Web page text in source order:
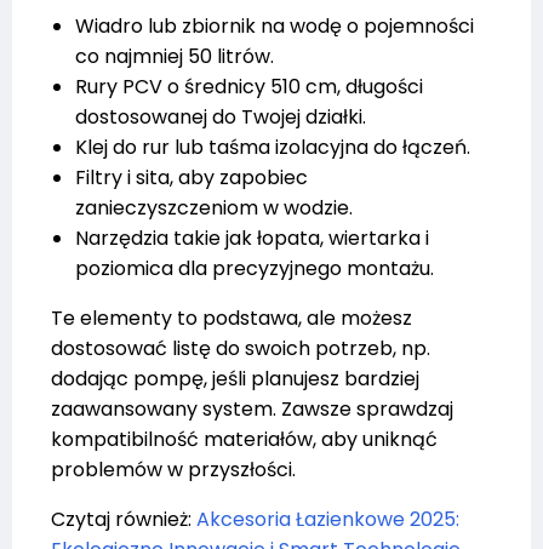
Wiadro lub zbiornik na wodę o pojemności
co najmniej 50 litrów.
Rury PCV o średnicy 510 cm, długości
dostosowanej do Twojej działki.
Klej do rur lub taśma izolacyjna do łączeń.
Filtry i sita, aby zapobiec
zanieczyszczeniom w wodzie.
Narzędzia takie jak łopata, wiertarka i
poziomica dla precyzyjnego montażu.
Te elementy to podstawa, ale możesz
dostosować listę do swoich potrzeb, np.
dodając pompę, jeśli planujesz bardziej
zaawansowany system. Zawsze sprawdzaj
kompatibilność materiałów, aby uniknąć
problemów w przyszłości.
Czytaj również: Akcesoria Łazienkowe 2025: